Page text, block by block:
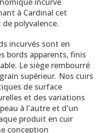
à Cardinal cet
polyvalence.
incurvés sont en
bords apparents, finis
Le siège rembourré
supérieur. Nos cuirs
de surface
et des variations
à l'autre et d'un
produit en cuir
conception